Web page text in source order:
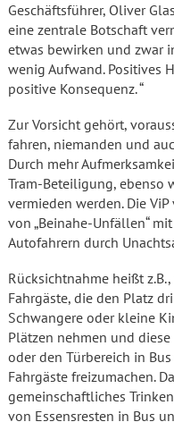
Geschäftsführer, Oliver
eine zentrale Botschaft
etwas bewirken und zwar
wenig Aufwand. Positives
positive Konsequenz. “
Zur Vorsicht gehört,
fahren, niemanden und
Durch mehr
Tram-Beteiligung, ebenso
vermieden werden. Die
von „Beinahe-Unfällen“
Autofahrern durch
Rücksichtnahme heißt
Fahrgäste, die den Platz
Schwangere oder kleine
Plätzen nehmen und
oder den Türbereich in
Fahrgäste freizumachen.
gemeinschaftliches
von Essensresten in Bus